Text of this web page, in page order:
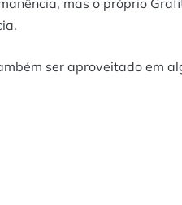
mas o próprio
ser aproveitado em